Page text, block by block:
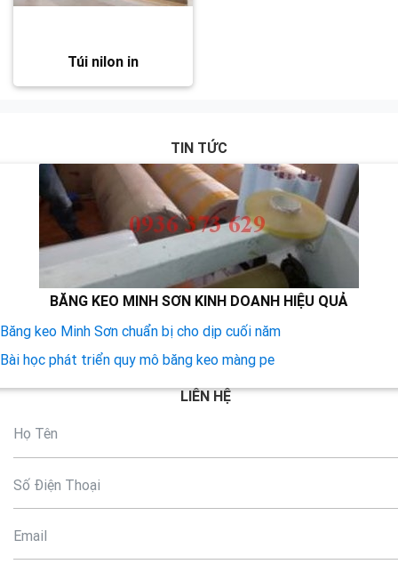
Túi nilon in
TIN TỨC
BĂNG KEO MINH SƠN KINH DOANH HIỆU QUẢ
Băng keo Minh Sơn chuẩn bị cho dịp cuối năm
Bài học phát triển quy mô băng keo màng pe
LIÊN HỆ